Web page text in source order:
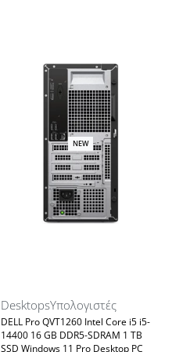
NEW
DesktopsΥπολογιστές
DELL Pro QVT1260 Intel Core i5 i5-
14400 16 GB DDR5-SDRAM 1 TB
SSD Windows 11 Pro Desktop PC